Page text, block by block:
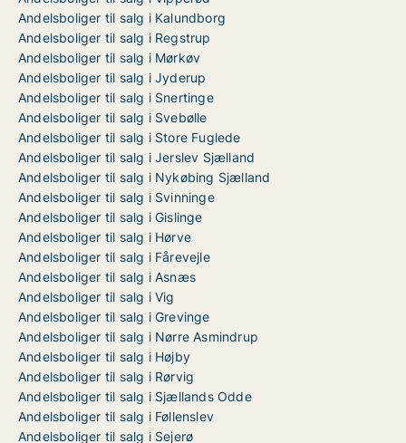
Andelsboliger til salg i Kalundborg
Andelsboliger til salg i Regstrup
Andelsboliger til salg i Mørkøv
Andelsboliger til salg i Jyderup
Andelsboliger til salg i Snertinge
Andelsboliger til salg i Svebølle
Andelsboliger til salg i Store Fuglede
Andelsboliger til salg i Jerslev Sjælland
Andelsboliger til salg i Nykøbing Sjælland
Andelsboliger til salg i Svinninge
Andelsboliger til salg i Gislinge
Andelsboliger til salg i Hørve
Andelsboliger til salg i Fårevejle
Andelsboliger til salg i Asnæs
Andelsboliger til salg i Vig
Andelsboliger til salg i Grevinge
Andelsboliger til salg i Nørre Asmindrup
Andelsboliger til salg i Højby
Andelsboliger til salg i Rørvig
Andelsboliger til salg i Sjællands Odde
Andelsboliger til salg i Føllenslev
Andelsboliger til salg i Sejerø